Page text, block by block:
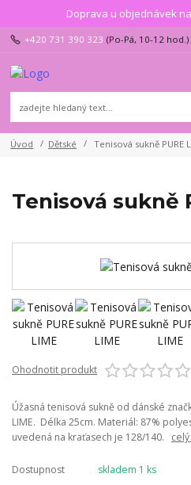
Doprava u objednávek
+420 731 390 323 (Po-Pá, 10-12 hod.)
Úvod Dětské Tenisová sukně PURE
Tenisová sukně
Ohodnotit produkt
Úžasná tenisová sukně od dánské
LIME. Délka 25cm. Materiál: 87%
uvedená na kraťasech je 128/140.
Dostupnost
skladem 1 ks